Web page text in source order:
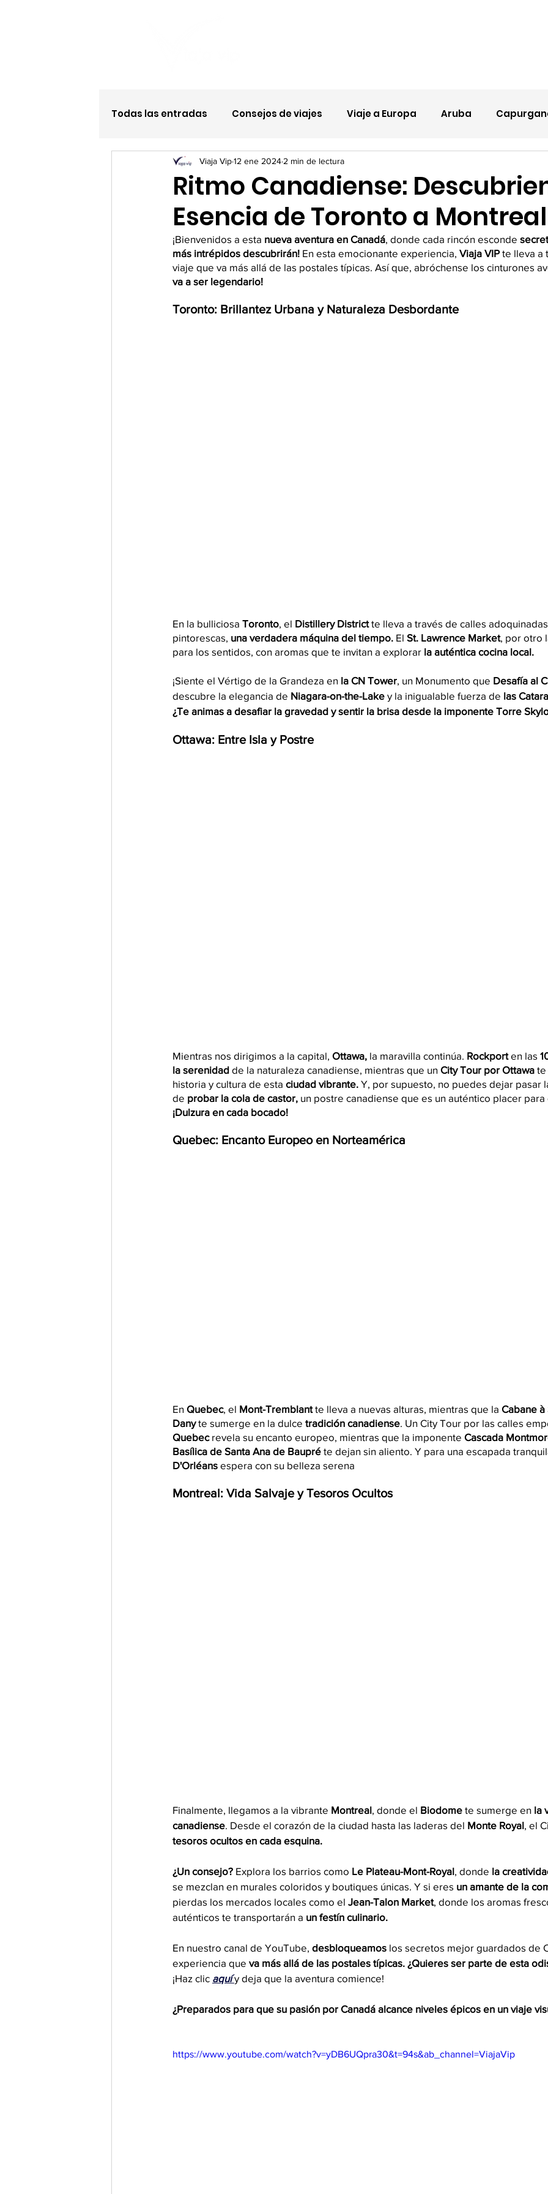
Todas las entradas Consejos de viajes Viaje a Europa Aruba
Hotel todo incluido
Ritmo Canadiense:
Esencia de Toronto a Montreal
Viaja Vip12 ene 2024 2 min de lectura
¡Bienvenidos a esta nueva aventura en Canadá, donde cada rincón esconde
más intrépidos descubrirán! En esta emocionante experiencia, Viaja VIP te lleva a
viaje que va más allá de las postales típicas. Así que, abróchense los cinturones
va a ser legendario!
Toronto: Brillantez Urbana y Naturaleza Desbordante
En la bulliciosa Toronto, el Distillery District te lleva a través de calles
pintorescas, una verdadera máquina del tiempo. El St. Lawrence Market, por otro
para los sentidos, con aromas que te invitan a explorar la auténtica cocina local.
¡Siente el Vértigo de la Grandeza en la CN Tower, un Monumento que Desafía al
descubre la elegancia de Niagara-on-the-Lake y la inigualable fuerza de las
¿Te animas a desafiar la gravedad y sentir la brisa desde la imponente Torre
Ottawa: Entre Isla y Postre
Mientras nos dirigimos a la capital, Ottawa, la maravilla continúa. Rockport en las
la serenidad de la naturaleza canadiense, mientras que un City Tour por Ottawa te
historia y cultura de esta ciudad vibrante. Y, por supuesto, no puedes dejar pasar
de probar la cola de castor, un postre canadiense que es un auténtico placer para
¡Dulzura en cada bocado!
Quebec: Encanto Europeo en Norteamérica
En Quebec, el Mont-Tremblant te lleva a nuevas alturas, mientras que la Cabane à
Dany te sumerge en la dulce tradición canadiense. Un City Tour por las calles
Quebec revela su encanto europeo, mientras que la imponente Cascada
Basílica de Santa Ana de Baupré te dejan sin aliento. Y para una escapada
D'Orléans espera con su belleza serena
Montreal: Vida Salvaje y Tesoros Ocultos
Finalmente, llegamos a la vibrante Montreal, donde el Biodome te sumerge en la
canadiense. Desde el corazón de la ciudad hasta las laderas del Monte Royal, el
tesoros ocultos en cada esquina.
¿Un consejo? Explora los barrios como Le Plateau-Mont-Royal, donde la
se mezclan en murales coloridos y boutiques únicas. Y si eres un amante de la
pierdas los mercados locales como el Jean-Talon Market, donde los aromas
auténticos te transportarán a un festín culinario.
En nuestro canal de YouTube, desbloqueamos los secretos mejor guardados de
experiencia que va más allá de las postales típicas. ¿Quieres ser parte de esta
¡Haz clic aquí y deja que la aventura comience!
¿Preparados para que su pasión por Canadá alcance niveles épicos en un viaje
https://www.youtube.com/watch?v=yDB6UQpra30&t=94s&ab_channel=ViajaVip